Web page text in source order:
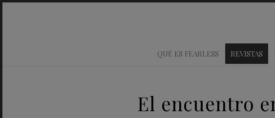
QUÉ ES FEARLESS REVISTAS
El encuentro